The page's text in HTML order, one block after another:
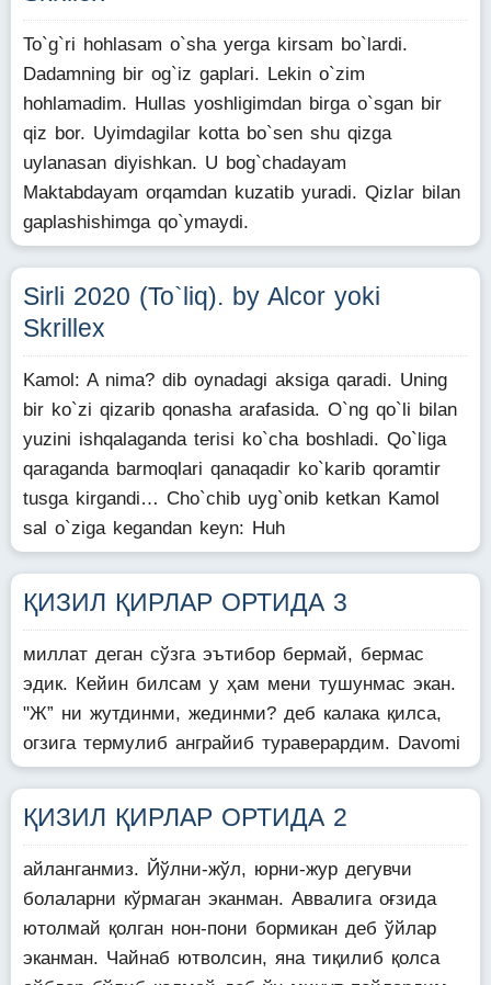
To`g`ri hohlasam o`sha yerga kirsam bo`lardi.
Dadamning bir og`iz gaplari. Lekin o`zim
hohlamadim. Hullas yoshligimdan birga o`sgan bir
qiz bor. Uyimdagilar kotta bo`sen shu qizga
uylanasan diyishkan. U bog`chadayam
Maktabdayam orqamdan kuzatib yuradi. Qizlar bilan
gaplashishimga qo`ymaydi.
Sirli 2020 (To`liq). by Alcor yoki
Skrillex
Kamol: A nima? dib oynadagi aksiga qaradi. Uning
bir ko`zi qizarib qonasha arafasida. O`ng qo`li bilan
yuzini ishqalaganda terisi ko`cha boshladi. Qo`liga
qaraganda barmoqlari qanaqadir ko`karib qoramtir
tusga kirgandi… Cho`chib uyg`onib ketkan Kamol
sal o`ziga kegandan keyn: Huh
ҚИЗИЛ ҚИРЛАР ОРТИДА 3
миллат деган сўзга эътибор бермай, бермас
эдик. Кейин билсам у ҳам мени тушунмас экан.
"Ж” ни жутдинми, жединми? деб калака қилса,
огзига термулиб анграйиб тураверардим. Davomi
ҚИЗИЛ ҚИРЛАР ОРТИДА 2
айланганмиз. Йўлни-жўл, юрни-жур дегувчи
болаларни кўрмаган эканман. Аввалига оғзида
ютолмай қолган нон-пони бормикан деб ўйлар
эканман. Чайнаб ютволсин, яна тиқилиб қолса